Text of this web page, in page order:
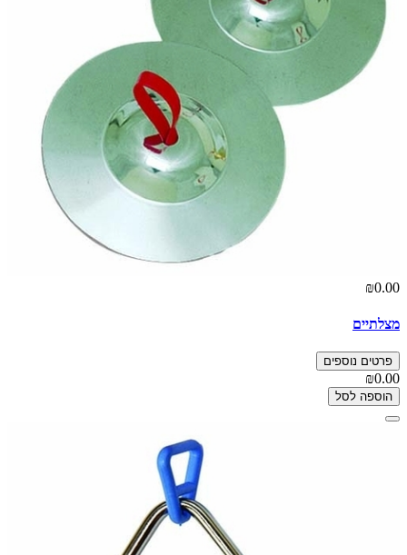
₪0.00
מצלתיים
פרטים נוספים
₪0.00
הוספה לסל